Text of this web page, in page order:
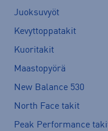
Juoksuvyöt
Kevyttoppatakit
Kuoritakit
Maastopyörä
New Balance 530
North Face takit
Peak Performance